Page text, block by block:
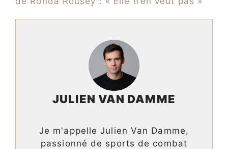
JULIEN VAN DAMME
Je m'appelle Julien Van Damme,
passionné de sports de combat